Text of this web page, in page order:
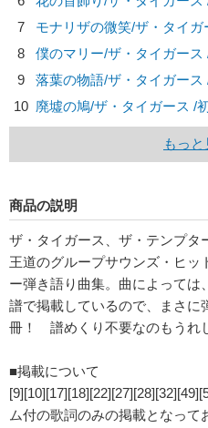
7
モナリザの微笑/ザ・タイガ
8
僕のマリー/ザ・タイガース
9
落葉の物語/ザ・タイガース
10 廃墟の鳩/ザ・タイガース /
もっと
商品の説明
ザ・タイガース、ザ・テンプタ
王道のグループサウンズ・ヒッ
ー弾き語り曲集。曲によっては
譜で掲載しているので、まさに
冊！ 譜めくり不要なのもうれ
■掲載について
ム付の歌詞のみの掲載となって